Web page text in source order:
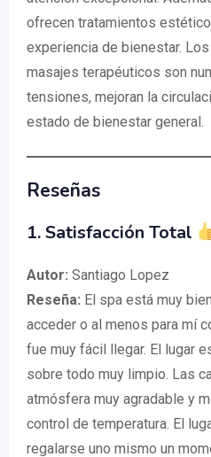
ofrecen tratamientos
experiencia de bienestar.
masajes terapéuticos son
tensiones, mejoran la
estado de bienestar general.
Reseñas
1. Satisfacción Total
Autor: Santiago Lopez
Reseña: El spa está muy
acceder o al menos para mí
fue muy fácil llegar. El lugar
sobre todo muy limpio. Las
atmósfera muy agradable y
control de temperatura. El
regalarse uno mismo un